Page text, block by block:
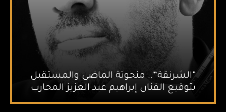
“الشرنقة”.. منحوتة الماضي والمستقبل
بتوقيع الفنان إبراهيم عبد العزيز المحارب